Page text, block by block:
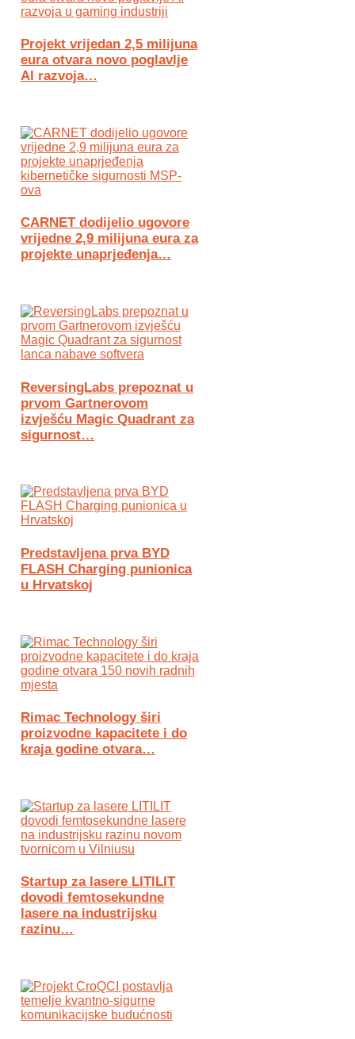
Projekt vrijedan 2,5 milijuna
eura otvara novo poglavlje
AI razvoja…
CARNET dodijelio ugovore
vrijedne 2,9 milijuna eura za
projekte unaprjeđenja…
ReversingLabs prepoznat u
prvom Gartnerovom
izvješću Magic Quadrant za
sigurnost…
Predstavljena prva BYD
FLASH Charging punionica
u Hrvatskoj
Rimac Technology širi
proizvodne kapacitete i do
kraja godine otvara…
Startup za lasere LITILIT
dovodi femtosekundne
lasere na industrijsku
razinu…